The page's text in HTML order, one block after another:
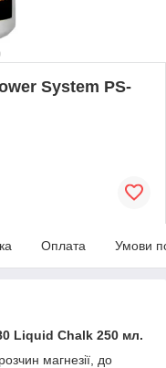
System PS-
Оплата Умови
Liquid Chalk 250 мл.
магнезії, до